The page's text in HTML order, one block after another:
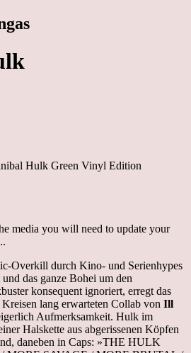
Hulk Green Vinyl Edition
media you will need to update your
Overkill durch Kino- und Serienhypes
das ganze Bohei um den
konsequent ignoriert, erregt das
lang erwarteten Collab von Ill
Aufmerksamkeit. Hulk im
Halskette aus abgerissenen Köpfen
daneben in Caps: »THE HULK